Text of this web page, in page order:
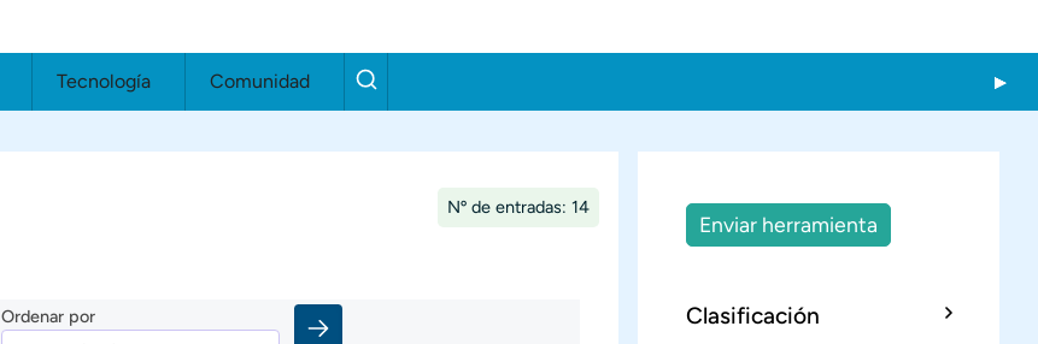
Tecnología Comunidad
Nº de entradas: 14
Ordenar por
Enviar herramienta
Clasificación